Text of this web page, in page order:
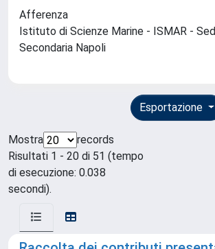
Afferenza
Istituto di Scienze Marine - ISMAR -
Secondaria Napoli
Esportazione
Mostra
records
Risultati 1 - 20 di 51 (tempo
di esecuzione: 0.038
secondi).